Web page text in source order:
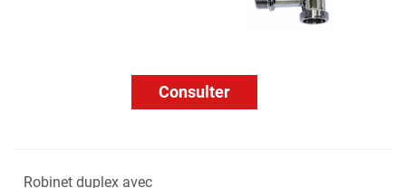
Consulter
Robinet duplex avec